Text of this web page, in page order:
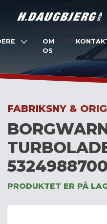
OM
OS
FABRIKSNY &
PRODUKTET ER PÅ